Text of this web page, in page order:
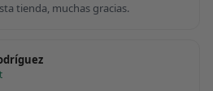
tienda, muchas gracias.